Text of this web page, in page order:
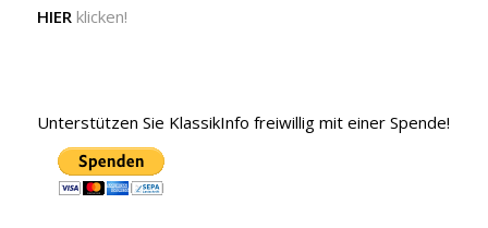
HIER klicken!
Unterstützen Sie KlassikInfo freiwillig mit einer Spende!